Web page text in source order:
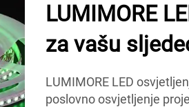
LUMIMORE
za vašu
LUMIMORE LED
poslovno osvjetljenje